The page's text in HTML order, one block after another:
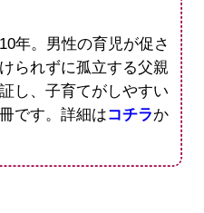
年。男性の育児が促さ
られずに孤立する父親
し、子育てがしやすい
です。詳細はコチラか